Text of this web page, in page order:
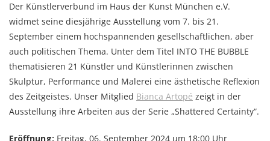
Der Künstlerverbund im Haus der Kunst München e.V.
widmet seine diesjährige Ausstellung vom 7. bis 21.
September einem hochspannenden gesellschaftlichen, aber
auch politischen Thema. Unter dem Titel INTO THE BUBBLE
thematisieren 21 Künstler und Künstlerinnen zwischen
Skulptur, Performance und Malerei eine ästhetische Reflexion
des Zeitgeistes. Unser Mitglied Bianca Artopé zeigt in der
Ausstellung ihre Arbeiten aus der Serie „Shattered Certainty“.
Eröffnung: Freitag, 06. September 2024 um 18:00 Uhr